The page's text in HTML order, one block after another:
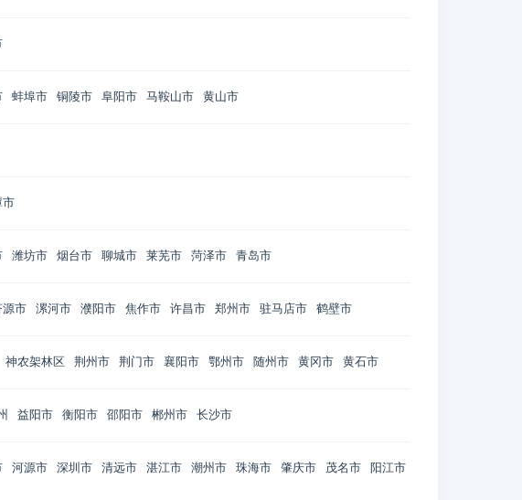
蚌埠市 铜陵市 阜阳市 马鞍山市 黄山市
市
潍坊市 烟台市 聊城市 莱芜市 菏泽市 青岛市
源市 漯河市 濮阳市 焦作市 许昌市 郑州市 驻马店市 鹤壁市
神农架林区 荆州市 荆门市 襄阳市 鄂州市 随州市 黄冈市 黄石市
益阳市 衡阳市 邵阳市 郴州市 长沙市
河源市 深圳市 清远市 湛江市 潮州市 珠海市 肇庆市 茂名市
阳江市